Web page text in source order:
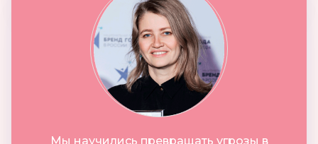
Мы научились превращать угрозы в